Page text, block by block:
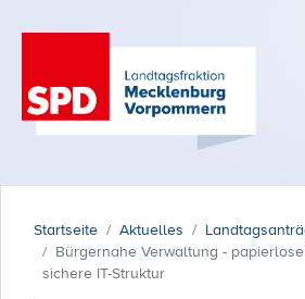
Startseite Aktuelles
Bürgernahe Verwaltung -
sichere IT-Struktur